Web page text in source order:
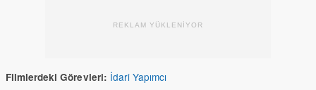
REKLAM YÜKLENİYOR
Filmlerdeki Görevleri: İdari Yapımcı